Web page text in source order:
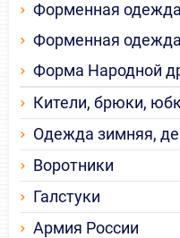
Форменная
Форменная
Форма Народной
Кители, брюки,
Одежда зимняя,
Воротники
Галстуки
Армия России